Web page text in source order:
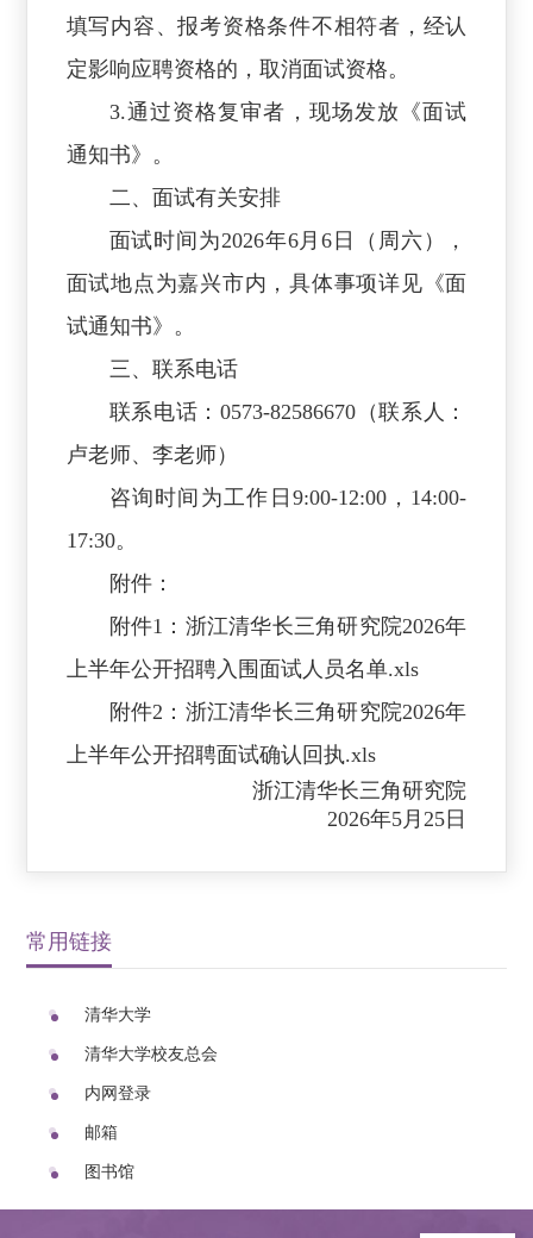
填写内容、报考资格条件不相符者，经认
定影响应聘资格的，取消面试资格。
3.通过资格复审者，现场发放《面试
通知书》。
二、面试有关安排
面试时间为2026年6月6日（周六），
面试地点为嘉兴市内，具体事项详见《面
试通知书》。
三、联系电话
联系电话：0573-82586670（联系人：
卢老师、李老师）
咨询时间为工作日9:00-12:00，14:00-
17:30。
附件：
附件1：浙江清华长三角研究院2026年
上半年公开招聘入围面试人员名单.xls
附件2：浙江清华长三角研究院2026年
上半年公开招聘面试确认回执.xls
浙江清华长三角研究院
2026年5月25日
常用链接
清华大学
清华大学校友总会
内网登录
邮箱
图书馆